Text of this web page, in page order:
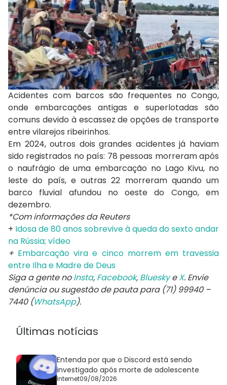
Acidentes com barcos são frequentes no Congo,
onde embarcações antigas e superlotadas são
comuns devido à escassez de opções de transporte
entre vilarejos ribeirinhos.
Em 2024, outros dois grandes acidentes já haviam
sido registrados no país: 78 pessoas morreram após
o naufrágio de uma embarcação no Lago Kivu, no
leste do país, e outras 22 morreram quando um
barco fluvial afundou no oeste do Congo, em
dezembro.
*Com informações da Reuters
+ Idosa de 80 anos sobrevive à queda do sexto andar
na Rússia; vídeo
+ Embarcação vira e cinco morrem em travessia
entre Ilha e Madre de Deus
Siga a gente noInsta, Facebook, BlueskyeX. Envie
denúncia ou sugestão de pauta para (71) 99940 –
7440 (WhatsApp).
Últimas notícias
Entenda por que o Discord está sendo
investigado após morte de adolescente
Internet09/08/2026